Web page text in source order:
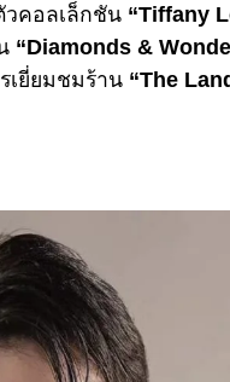
วคอลเล็กชัน “Tiffany
“Diamonds &
เยี่ยมชมร้าน “The